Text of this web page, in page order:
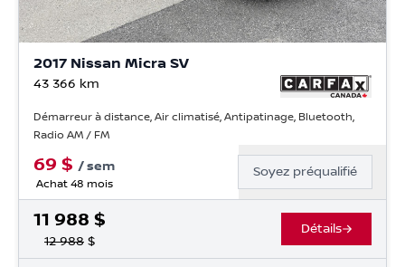
2017 Nissan Micra SV
43 366 km
Démarreur à distance, Air climatisé, Antipatinage, Bluetooth,
Radio AM / FM
69 $ /sem
Achat 48 mois
Soyez préqualifié
11 988 $
12 988 $
Détails